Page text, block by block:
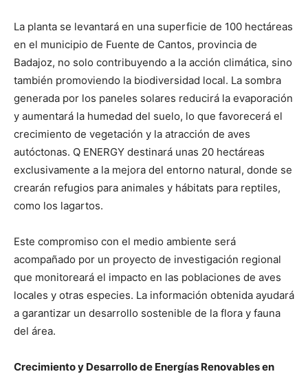
La planta se levantará en una superficie de 100 hectáreas
en el municipio de Fuente de Cantos, provincia de
Badajoz, no solo contribuyendo a la acción climática, sino
también promoviendo la biodiversidad local. La sombra
generada por los paneles solares reducirá la evaporación
y aumentará la humedad del suelo, lo que favorecerá el
crecimiento de vegetación y la atracción de aves
autóctonas. Q ENERGY destinará unas 20 hectáreas
exclusivamente a la mejora del entorno natural, donde se
crearán refugios para animales y hábitats para reptiles,
como los lagartos.
Este compromiso con el medio ambiente será
acompañado por un proyecto de investigación regional
que monitoreará el impacto en las poblaciones de aves
locales y otras especies. La información obtenida ayudará
a garantizar un desarrollo sostenible de la flora y fauna
del área.
Crecimiento y Desarrollo de Energías Renovables en